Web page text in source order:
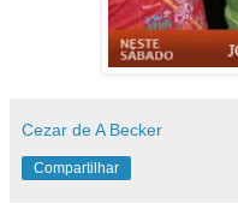
Cezar de A Becker
Compartilhar